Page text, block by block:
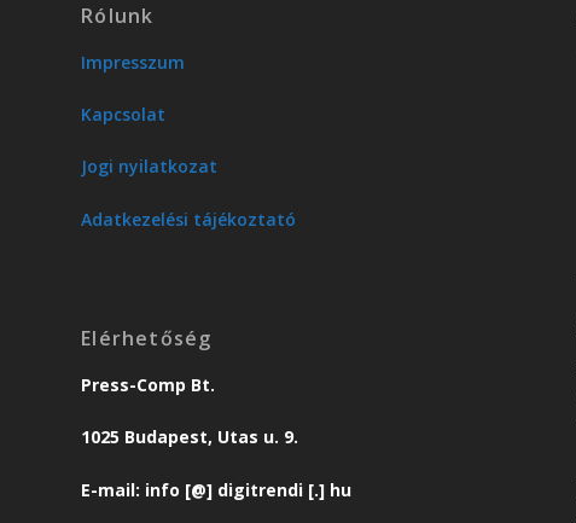
Rólunk
Impresszum
Kapcsolat
Jogi nyilatkozat
Adatkezelési tájékoztató
Elérhetőség
Press-Comp Bt.
1025 Budapest, Utas u. 9.
E-mail: info [@] digitrendi [.] hu